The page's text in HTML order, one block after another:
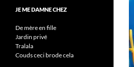
JE ME DAMNE CHEZ
De mère en fille
Jardin privé
Tralala
Couds ceci brode cela